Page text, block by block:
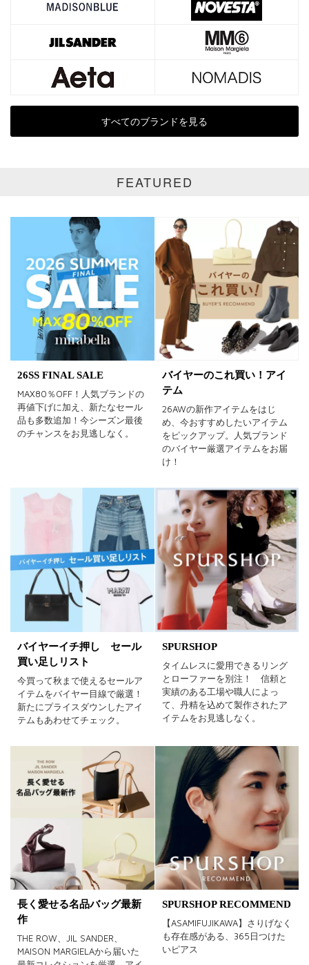
表示オプション
全て 通常商品
SALE商品
受注生産
カラー
ブラック グレー
ベージュ ブラウン オレンジ
イエロー レッド ピンク
パープル グリーン ブルー
すべてのブランドを見る
FEATURED
26SS FINAL SALE
MAX80％OFF！人気ブランドの
再値下げに加え、新たなセール
品も多数追加！今シーズン最後
のチャンスをお見逃しなく。
バイヤーのこれ買い！アイ
テム
26AWの新作アイテムをはじ
め、今おすすめしたいアイテム
をピックアップ。人気ブランド
のバイヤー厳選アイテムをお届
け！
バイヤーイチ押し セール
買い足しリスト
今買って秋まで使えるセールア
イテムをバイヤー目線で厳選！
新たにプライスダウンしたアイ
テムもあわせてチェック。
SPURSHOP
タイムレスに愛用できるリング
とローファーを別注！ 信頼と
実績のある工場や職人によっ
て、丹精を込めて製作されたア
イテムをお見逃しなく。
長く愛せる名品バッグ最新
作
THE ROW、JIL SANDER、
MAISON MARGIELAから届いた
SPURSHOP RECOMMEND
【ASAMIFUJIKAWA】さりげなく
も存在感がある、365日つけた
いピアス